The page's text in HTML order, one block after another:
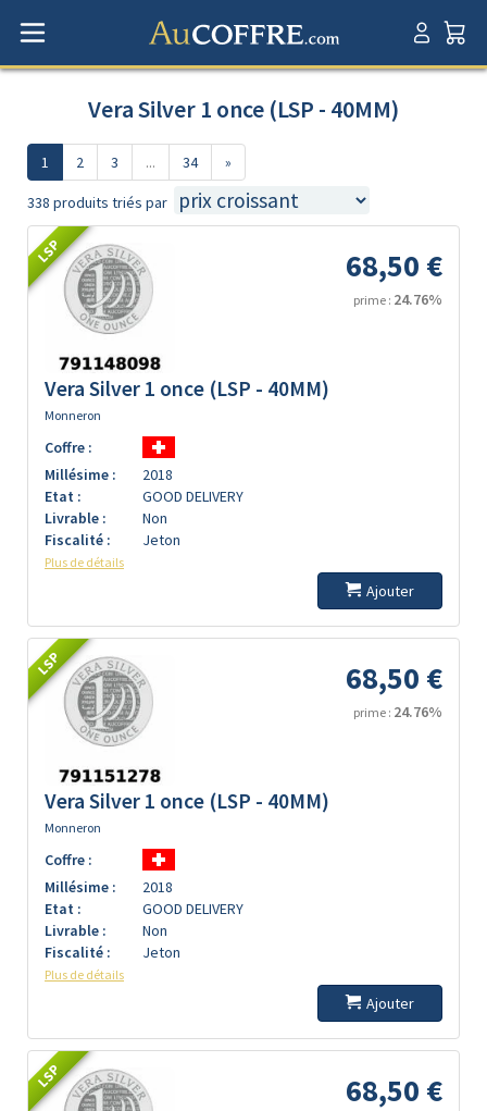
Vera Silver 1 once (LSP - 40MM)
1 2 3 ... 34 »
338 produits triés par
LSP 68,50 €
prime : 24.76%
Vera Silver 1 once (LSP - 40MM)
Monneron
Coffre :
Millésime :
2018
Etat :
GOOD DELIVERY
Livrable :
Non
Fiscalité :
Jeton
Plus de détails
Ajouter
LSP 68,50 €
prime : 24.76%
Vera Silver 1 once (LSP - 40MM)
Monneron
Coffre :
Millésime :
2018
Etat :
GOOD DELIVERY
Livrable :
Non
Fiscalité :
Jeton
Plus de détails
Ajouter
LSP 68,50 €